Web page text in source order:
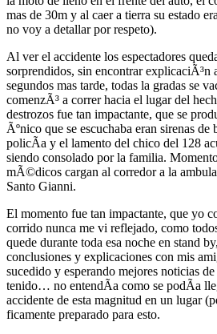
mas de 30m y al caer a tierra su estado
no voy a detallar por respeto).
Al ver el accidente los espectadores
sorprendidos, sin encontrar
segundos mas tarde, todas la gradas se
comenzÃ³ a correr hacia el lugar del
destrozos fue tan impactante, que se
Ãºnico que se escuchaba eran sirenas
policÃ­a y el lamento del chico del 128
siendo consolado por la familia.
mÃ©dicos cargan al corredor a la
Santo Gianni.
El momento fue tan impactante, que yo
corrido nunca me vi reflejado, como
quede durante toda esa noche en stand
conclusiones y explicaciones con mis
sucedido y esperando mejores noticias
tenido… no entendÃ­a como se podÃ­a
accidente de esta magnitud en un lugar
ficamente preparado para esto.